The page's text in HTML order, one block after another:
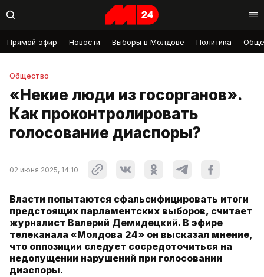
Прямой эфир Новости Выборы в Молдове Политика
Общество
«Некие люди из госорганов».
Как проконтролировать
голосование диаспоры?
02 июня 2025, 14:10
Власти попытаются сфальсифицировать итоги
предстоящих парламентских выборов, считает
журналист Валерий Демидецкий. В эфире
телеканала «Молдова 24» он высказал мнение,
что оппозиции следует сосредоточиться на
недопущении нарушений при голосовании
диаспоры.